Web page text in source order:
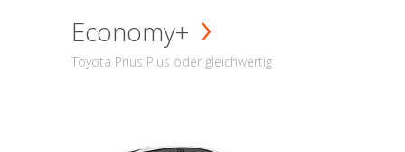
Economy+
Toyota Prius Plus oder gleichwertig